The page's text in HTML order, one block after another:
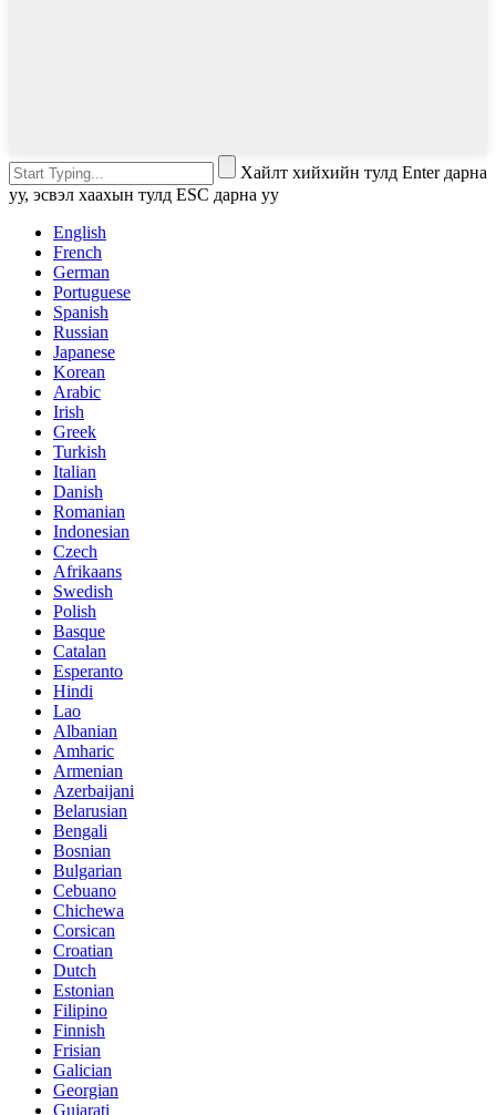
Хайлт хийхийн тулд Enter дарна
уу, эсвэл хаахын тулд ESC дарна уу
English
French
German
Portuguese
Spanish
Russian
Japanese
Korean
Arabic
Irish
Greek
Turkish
Italian
Danish
Romanian
Indonesian
Czech
Afrikaans
Swedish
Polish
Basque
Catalan
Esperanto
Hindi
Lao
Albanian
Amharic
Armenian
Azerbaijani
Belarusian
Bengali
Bosnian
Bulgarian
Cebuano
Chichewa
Corsican
Croatian
Dutch
Estonian
Filipino
Finnish
Frisian
Galician
Georgian
Gujarati